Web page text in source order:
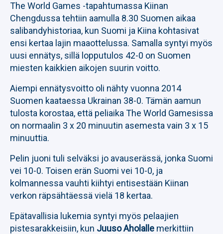
The World Games -tapahtumassa Kiinan
Chengdussa tehtiin aamulla 8.30 Suomen aikaa
salibandyhistoriaa, kun Suomi ja Kiina kohtasivat
ensi kertaa lajin maaottelussa. Samalla syntyi myös
uusi ennätys, sillä lopputulos 42-0 on Suomen
miesten kaikkien aikojen suurin voitto.
Aiempi ennätysvoitto oli nähty vuonna 2014
Suomen kaataessa Ukrainan 38-0. Tämän aamun
tulosta korostaa, että peliaika The World Gamesissa
on normaalin 3 x 20 minuutin asemesta vain 3 x 15
minuuttia.
Pelin juoni tuli selväksi jo avauserässä, jonka Suomi
vei 10-0. Toisen erän Suomi vei 10-0, ja
kolmannessa vauhti kiihtyi entisestään Kiinan
verkon räpsähtäessä vielä 18 kertaa.
Epätavallisia lukemia syntyi myös pelaajien
pistesarakkeisiin, kun Juuso Aholalle merkittiin